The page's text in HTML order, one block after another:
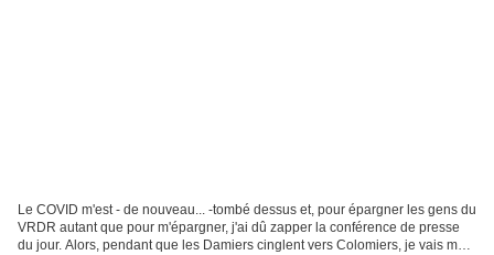
Le COVID m'est - de nouveau... -tombé dessus et, pour épargner les gens du
VRDR autant que pour m'épargner, j'ai dû zapper la conférence de presse
du jour. Alors, pendant que les Damiers cinglent vers Colomiers, je vais me